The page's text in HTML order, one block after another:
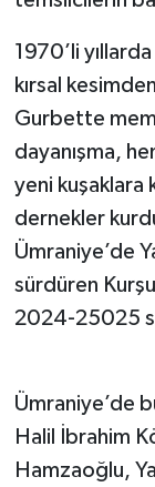
1970’li
kırsal
Gurbette
dayanışma,
yeni kuşaklara
dernekler
Ümraniye’de
sürdüren
2024-25025
Ümraniye’de
Halil İbrahim
Hamzaoğlu,
TÜRKİYE